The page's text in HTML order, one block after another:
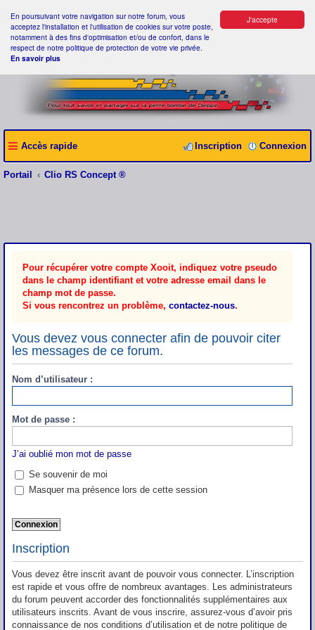
J'accepte
En poursuivant votre navigation sur notre forum, vous
acceptez l'installation et l'utilisation de cookies sur votre poste,
notamment à des fins d'optimisation et/ou de confort, dans le
respect de notre politique de protection de votre vie privée.
En savoir plus
Accès rapide Connexion
Inscription
Portail Clio RS Concept ®
Pour récupérer votre compte Xooit, indiquez votre pseudo
dans le champ identifiant et votre adresse email dans le
champ mot de passe.
Si vous rencontrez un problème, contactez-nous.
Vous devez vous connecter afin de pouvoir citer
les messages de ce forum.
Nom d’utilisateur :
Mot de passe :
J’ai oublié mon mot de passe
Se souvenir de moi
Masquer ma présence lors de cette session
Inscription
Vous devez être inscrit avant de pouvoir vous connecter. L’inscription
est rapide et vous offre de nombreux avantages. Les administrateurs
du forum peuvent accorder des fonctionnalités supplémentaires aux
utilisateurs inscrits. Avant de vous inscrire, assurez-vous d’avoir pris
connaissance de nos conditions d’utilisation et de notre politique de